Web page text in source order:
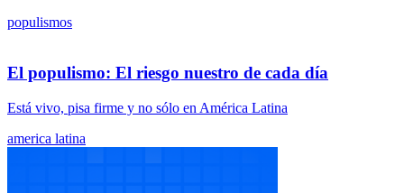
populismos
El populismo: El riesgo nuestro de cada día
Está vivo, pisa firme y no sólo en América Latina
america latina